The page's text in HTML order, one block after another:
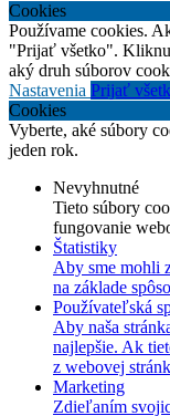
Cookies
Používame cookies.
"Prijať všetko".
aký druh súborov
Nastavenia Prijať
Cookies
Vyberte, aké súbory
jeden rok.
Nevyhnutné
Tieto súbory
fungovanie
Štatistiky
Aby sme mohli
na základe
Používateľská
Aby naša
najlepšie. Ak
z webovej
Marketing
Zdieľaním